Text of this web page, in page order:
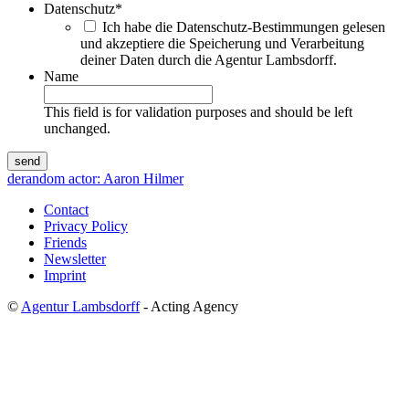
Datenschutz*
Ich habe die Datenschutz-Bestimmungen gelesen
und akzeptiere die Speicherung und Verarbeitung
deiner Daten durch die Agentur Lambsdorff.
Name
This field is for validation purposes and should be left
unchanged.
derandom actor: Aaron Hilmer
Contact
Privacy Policy
Friends
Newsletter
Imprint
© Agentur Lambsdorff- Acting Agency